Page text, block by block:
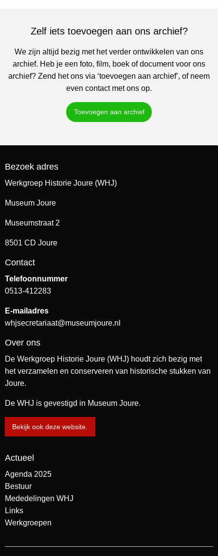
Zelf iets toevoegen aan ons archief?
We zijn altijd bezig met het verder ontwikkelen van ons
archief. Heb je een foto, film, boek of document voor ons
archief? Zend het ons via ‘toevoegen aan archief’, of neem
even contact met ons op.
Toevoegen aan archief
Bezoek adres
Werkgroep Historie Joure (WHJ)
Museum Joure
Museumstraat 2
8501 CD Joure
Contact
Telefoonnummer
0513-412283
E-mailadres
whjsecretariaat@museumjoure.nl
Over ons
De Werkgroep Historie Joure (WHJ) houdt zich bezig met
het verzamelen en conserveren van historische stukken van
Joure.
De WHJ is gevestigd in Museum Joure.
Bekijk ook deze website.
Actueel
Agenda 2025
Bestuur
Mededelingen WHJ
Links
Werkgroepen